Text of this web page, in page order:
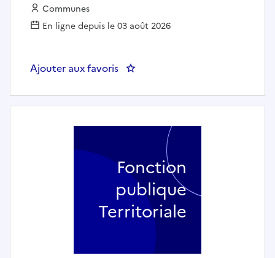
Employeur :
Communes
En ligne depuis le 03 août 2026
Ajouter aux favoris : Secrétaire de mairie - Mairie de
Fonction
publique
Territoriale